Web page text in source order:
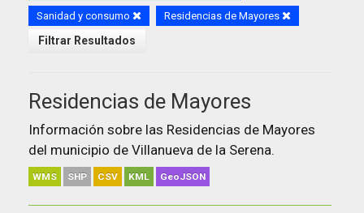
Sanidad y consumo Residencias de Mayores
Filtrar Resultados
Residencias de Mayores
Información sobre las Residencias de Mayores
del municipio de Villanueva de la Serena.
WMS SHP CSV KML GeoJSON